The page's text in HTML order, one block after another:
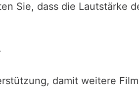
Sie, dass die Lautstärke
damit weitere